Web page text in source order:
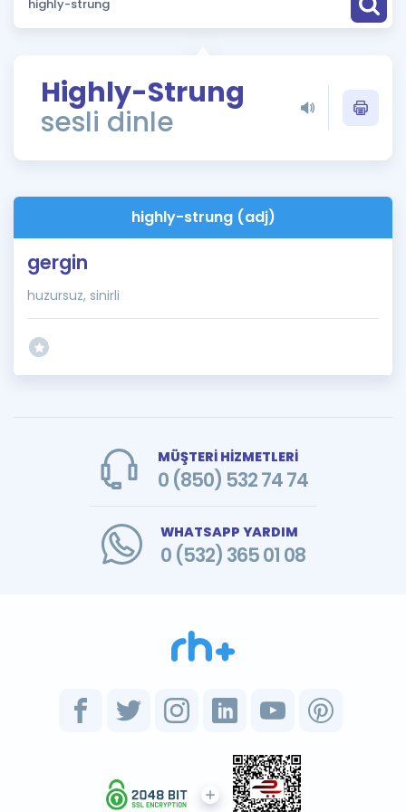
Puan Hesaplama
ÖSYM Sınav Takvimi
Kampanyalar
İngilizce Gramer
Highly-Strung
sesli dinle
highly-strung (adj)
gergin
huzursuz, sinirli
MÜŞTERİ HİZMETLERİ
0 (850) 532 74 74
WHATSAPP YARDIM
0 (532) 365 01 08